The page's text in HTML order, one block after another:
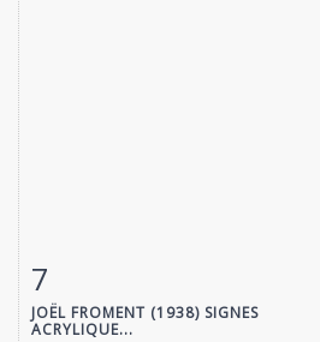
Fiche détaillée
7
JOËL FROMENT (1938) SIGNES
ACRYLIQUE...